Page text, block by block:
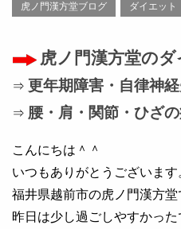
虎ノ門漢方堂ブログ ダイエット
虎ノ門漢方堂の
⇒ 更年期障害・自律神
⇒ 腰・肩・関節・ひざ
こんにちは＾＾
いつもありがとうございます
福井県越前市の虎ノ門漢方堂
昨日は少し過ごしやすかっ